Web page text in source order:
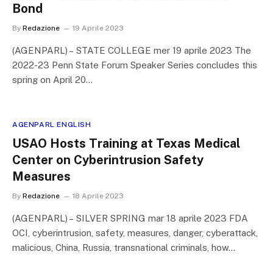
Bond
By Redazione 19 Aprile 2023
(AGENPARL) – STATE COLLEGE mer 19 aprile 2023 The
2022-23 Penn State Forum Speaker Series concludes this
spring on April 20…
AGENPARL ENGLISH
USAO Hosts Training at Texas Medical
Center on Cyberintrusion Safety
Measures
By Redazione 18 Aprile 2023
(AGENPARL) – SILVER SPRING mar 18 aprile 2023 FDA
OCI, cyberintrusion, safety, measures, danger, cyberattack,
malicious, China, Russia, transnational criminals, how…